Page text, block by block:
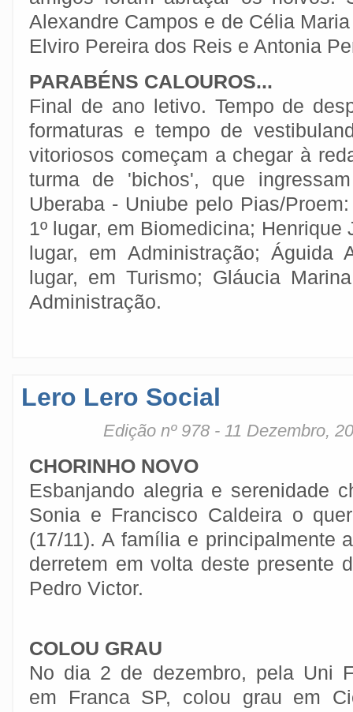
Alexandre Campos e de Célia
Elviro Pereira dos Reis e Antonia
PARABÉNS CALOUROS...
Final de ano letivo. Tempo de
formaturas e tempo de
vitoriosos começam a chegar à
turma de 'bichos', que
Uberaba - Uniube pelo Pias/
1º lugar, em Biomedicina; Henrique
lugar, em Administração; Águida
lugar, em Turismo; Gláucia
Administração.
Lero Lero Social
Edição nº 978 - 11 Dezembro,
CHORINHO NOVO
Esbanjando alegria e serenidade
Sonia e Francisco Caldeira o
(17/11). A família e principalmente
derretem em volta deste presente
Pedro Victor.
COLOU GRAU
No dia 2 de dezembro, pela Uni
em Franca SP, colou grau em